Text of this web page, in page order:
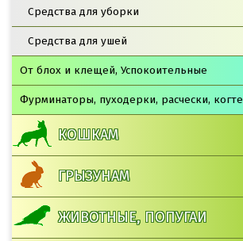
Средства для уборки
Средства для ушей
От блох и клещей, Успокоительные
Фурминаторы, пуходерки, расчески,
КОШКАМ
ГРЫЗУНАМ
ЖИВОТНЫЕ, ПОПУГАИ